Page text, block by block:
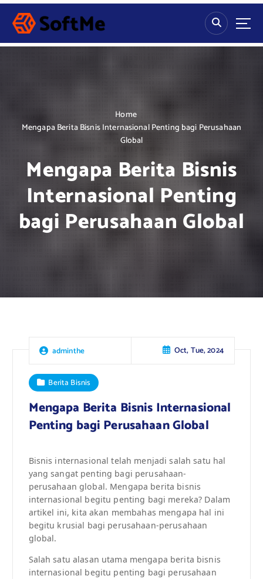
S
p
Home
Mengapa Berita Bisnis Internasional Penting bagi Perusahaan
Global
Mengapa Berita Bisnis
Internasional Penting
bagi Perusahaan Global
adminthe Oct, Tue, 2024
Berita Bisnis
Mengapa Berita Bisnis Internasional
Penting bagi Perusahaan Global
Bisnis internasional telah menjadi salah satu hal
yang sangat penting bagi perusahaan-
perusahaan global. Mengapa berita bisnis
internasional begitu penting bagi mereka? Dalam
artikel ini, kita akan membahas mengapa hal ini
begitu krusial bagi perusahaan-perusahaan
global.
Salah satu alasan utama mengapa berita bisnis
internasional begitu penting bagi perusahaan